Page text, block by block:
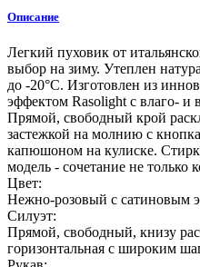
Описание
Легкий пуховик от
выбор на зиму. Утеплен
до -20°C. Изготовлен из
эффектом Rasolight с влаго- и
Прямой, свободный крой
застежкой на молнию с
капюшоном на кулиске.
модель - сочетание не только
Цвет:
Нежно-розовый с сатиновым
Силуэт:
Прямой, свободный, книзу
горизонтальная с широким